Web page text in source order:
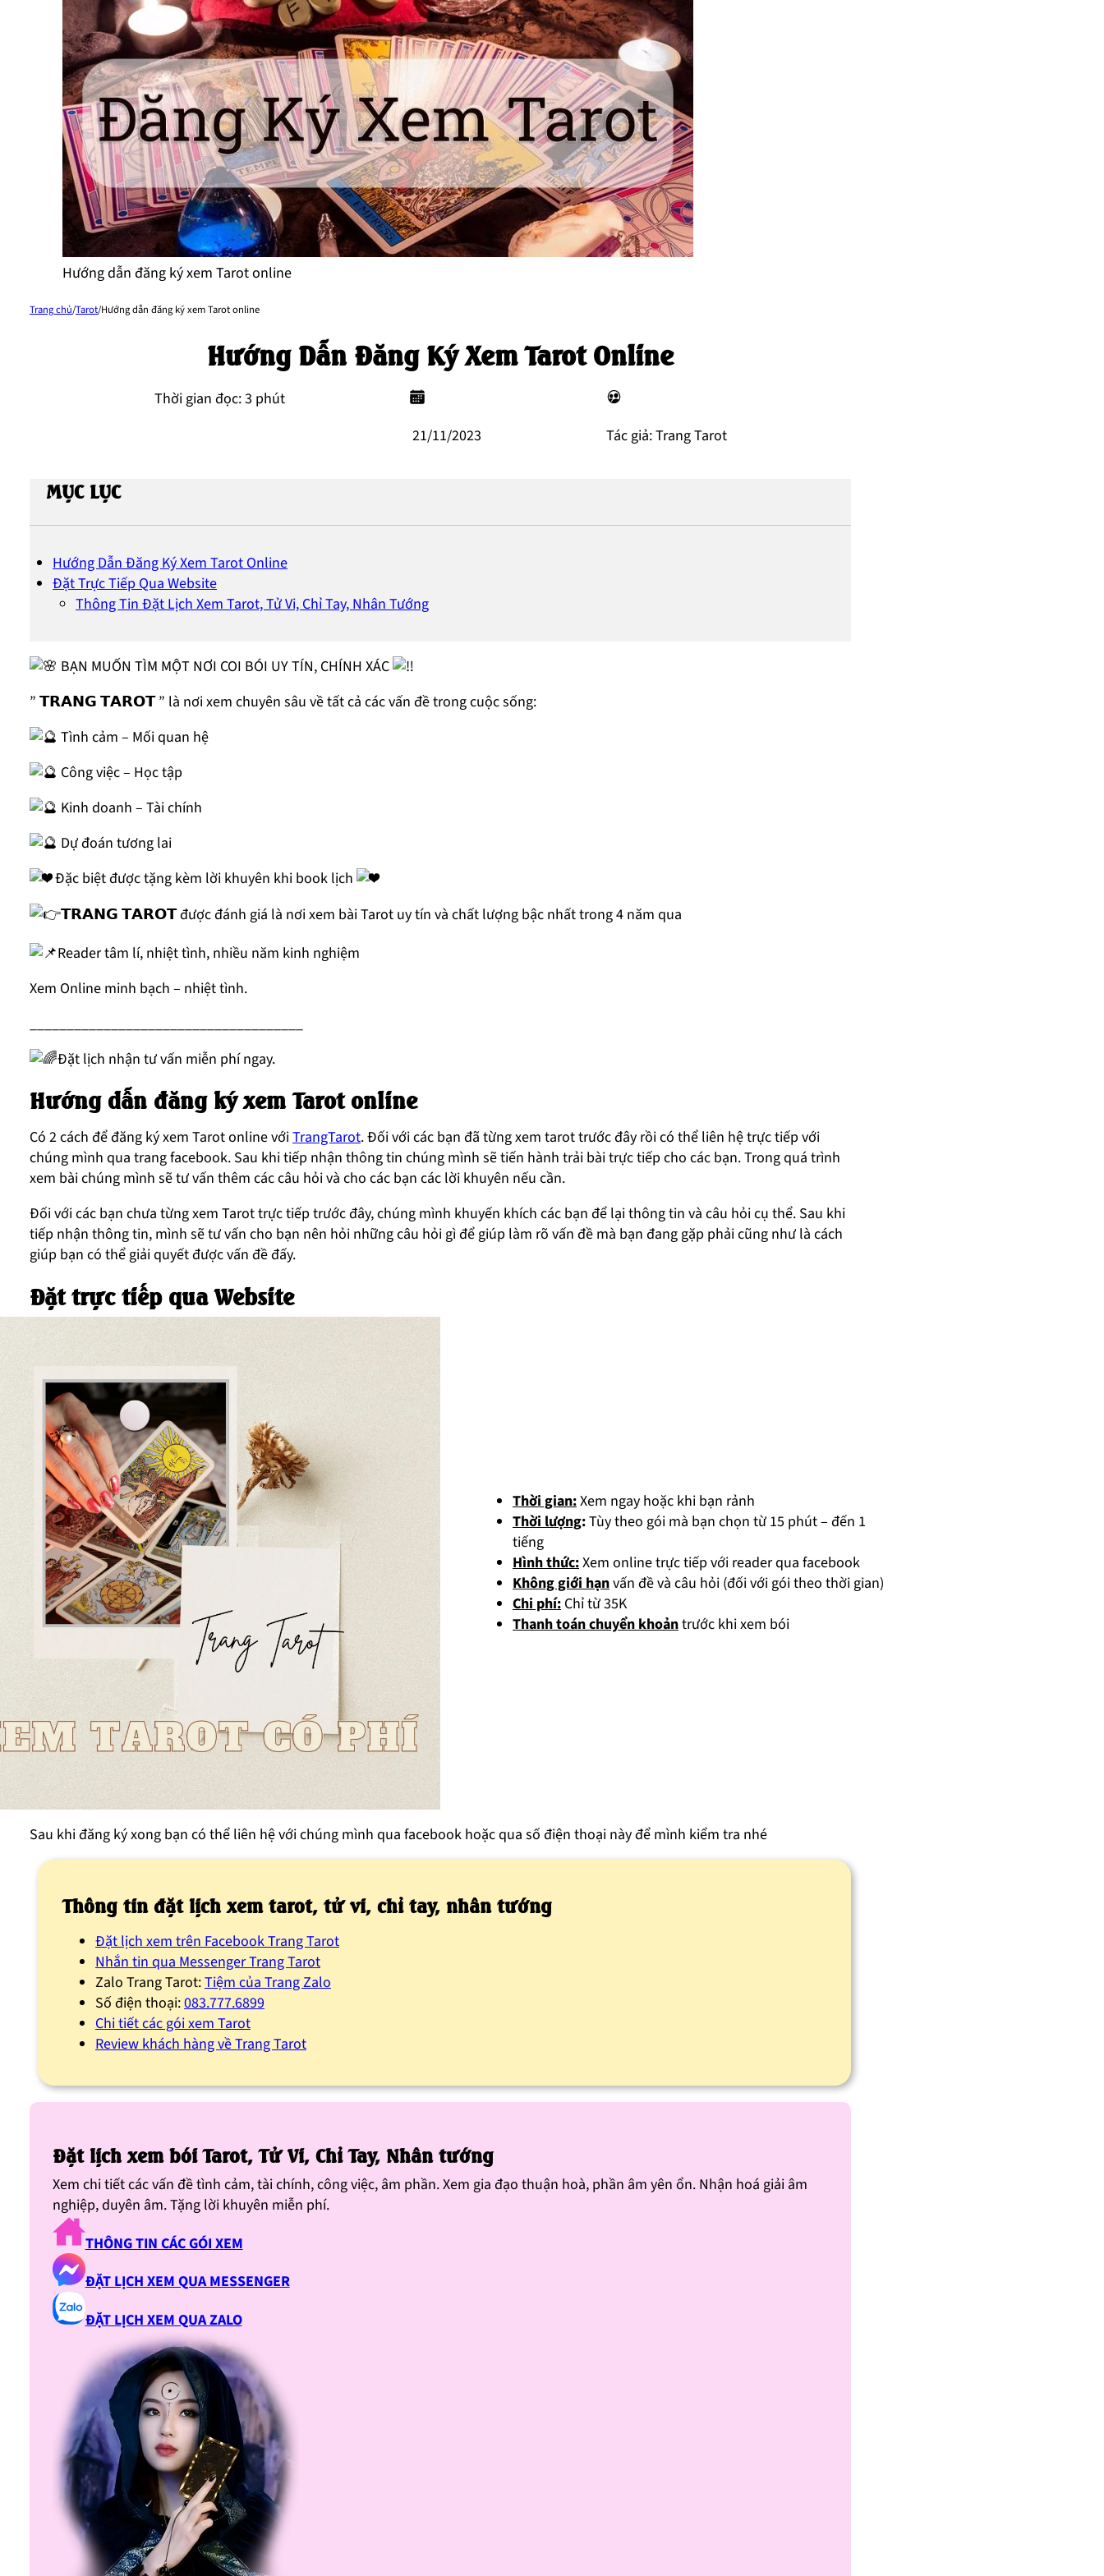
Hướng dẫn đăng ký xem Tarot online
Trang chủ/Tarot/Hướng dẫn đăng ký xem Tarot online
Hướng Dẫn Đăng Ký Xem Tarot Online
Thời gian đọc: 3 phút
21/11/2023
Tác giả: Trang Tarot
MỤC LỤC
Hướng Dẫn Đăng Ký Xem Tarot Online
Đặt Trực Tiếp Qua Website
Thông Tin Đặt Lịch Xem Tarot, Tử Vi, Chỉ Tay, Nhân Tướng
BẠN MUỐN TÌM MỘT NƠI COI BÓI UY TÍN, CHÍNH XÁC
” 𝗧𝗥𝗔𝗡𝗚 𝗧𝗔𝗥𝗢𝗧 ” là nơi xem chuyên sâu về tất cả các vấn đề trong cuộc sống:
Tình cảm – Mối quan hệ
Công việc – Học tập
Kinh doanh – Tài chính
Dự đoán tương lai
Đặc biệt được tặng kèm lời khuyên khi book lịch
𝗧𝗥𝗔𝗡𝗚 𝗧𝗔𝗥𝗢𝗧 được đánh giá là nơi xem bài Tarot uy tín và chất lượng bậc nhất trong 4 năm qua
Reader tâm lí, nhiệt tình, nhiều năm kinh nghiệm
Xem Online minh bạch – nhiệt tình.
Đặt lịch nhận tư vấn miễn phí ngay.
Hướng dẫn đăng ký xem Tarot online
Có 2 cách để đăng ký xem Tarot online vớiTrangTarot. Đối với các bạn đã từng xem tarot trước đây rồi có thể liên hệ trực tiếp với
chúng mình qua trang facebook. Sau khi tiếp nhận thông tin chúng mình sẽ tiến hành trải bài trực tiếp cho các bạn. Trong quá trình
xem bài chúng mình sẽ tư vấn thêm các câu hỏi và cho các bạn các lời khuyên nếu cần.
Đối với các bạn chưa từng xem Tarot trực tiếp trước đây, chúng mình khuyến khích các bạn để lại thông tin và câu hỏi cụ thể. Sau khi
tiếp nhận thông tin, mình sẽ tư vấn cho bạn nên hỏi những câu hỏi gì để giúp làm rõ vấn đề mà bạn đang gặp phải cũng như là cách
giúp bạn có thể giải quyết được vấn đề đấy.
Đặt trực tiếp qua Website
Thời gian:Xem ngay hoặc khi bạn rảnh
Thời lượng:Tùy theo gói mà bạn chọn từ 15 phút – đến 1
tiếng
Hình thức:Xem online trực tiếp với reader qua facebook
Không giới hạnvấn đề và câu hỏi (đối với gói theo thời gian)
Chi phí: Chỉ từ 35K
Thanh toán chuyển khoảntrước khi xem bói
Sau khi đăng ký xong bạn có thể liên hệ với chúng mình qua facebook hoặc qua số điện thoại này để mình kiểm tra nhé
Thông tin đặt lịch xem tarot, tử vi, chỉ tay, nhân tướng
Đặt lịch xem trên Facebook Trang Tarot
Nhắn tin qua Messenger Trang Tarot
Zalo Trang Tarot:Tiệm của Trang Zalo
Số điện thoại:083.777.6899
Chi tiết các gói xem Tarot
Review khách hàng về Trang Tarot
Đặt lịch xem bói Tarot, Tử Vi, Chỉ Tay, Nhân tướng
Xem chi tiết các vấn đề tình cảm, tài chính, công việc, âm phần. Xem gia đạo thuận hoà, phần âm yên ổn. Nhận hoá giải âm
nghiệp, duyên âm. Tặng lời khuyên miễn phí.
THÔNG TIN CÁC GÓI XEM
ĐẶT LỊCH XEM QUA MESSENGER
ĐẶT LỊCH XEM QUA ZALO